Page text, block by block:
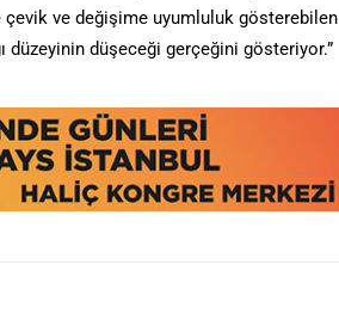
ve değişime uyumluluk gösterebilen
düşeceği gerçeğini gösteriyor.”